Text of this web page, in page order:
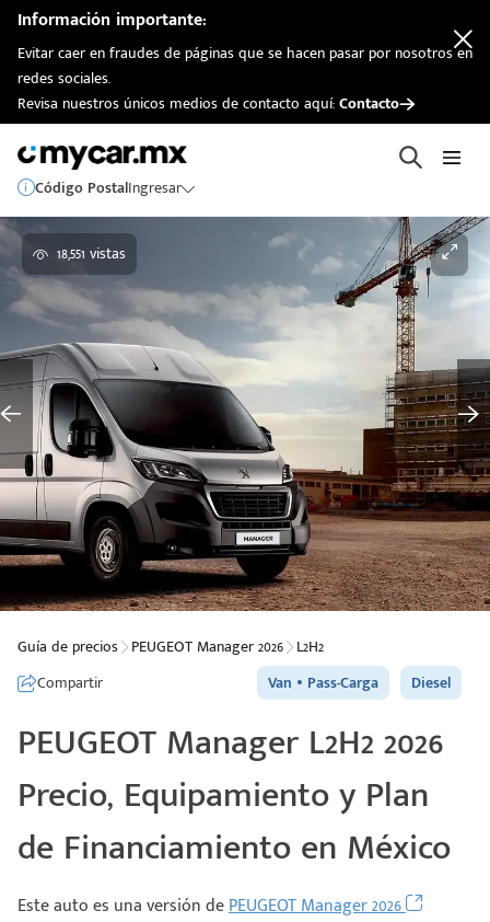
Información importante:
Evitar caer en fraudes de páginas que se hacen pasar por nosotros en
redes sociales.
Revisa nuestros únicos medios de contacto aquí:Contacto
Código PostalIngresar
18,551 vistas
Guía de precios PEUGEOT Manager 2026 L2H2
Compartir
Van Pass-Carga Diesel
PEUGEOT Manager L2H2 2026
Precio, Equipamiento y Plan
de Financiamiento en México
Este auto es una versión dePEUGEOT Manager 2026